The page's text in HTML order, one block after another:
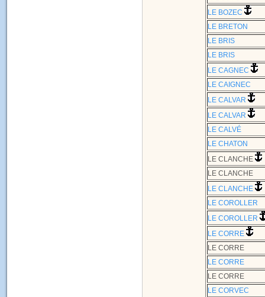
LE BOZEC
LE BRETON
LE BRIS
LE BRIS
LE CAGNEC
LE CAIGNEC
LE CALVAR
LE CALVAR
LE CALVÉ
LE CHATON
LE CLANCHE
LE CLANCHE
LE CLANCHE
LE COROLLER
LE COROLLER
LE CORRE
LE CORRE
LE CORRE
LE CORRE
LE CORVEC